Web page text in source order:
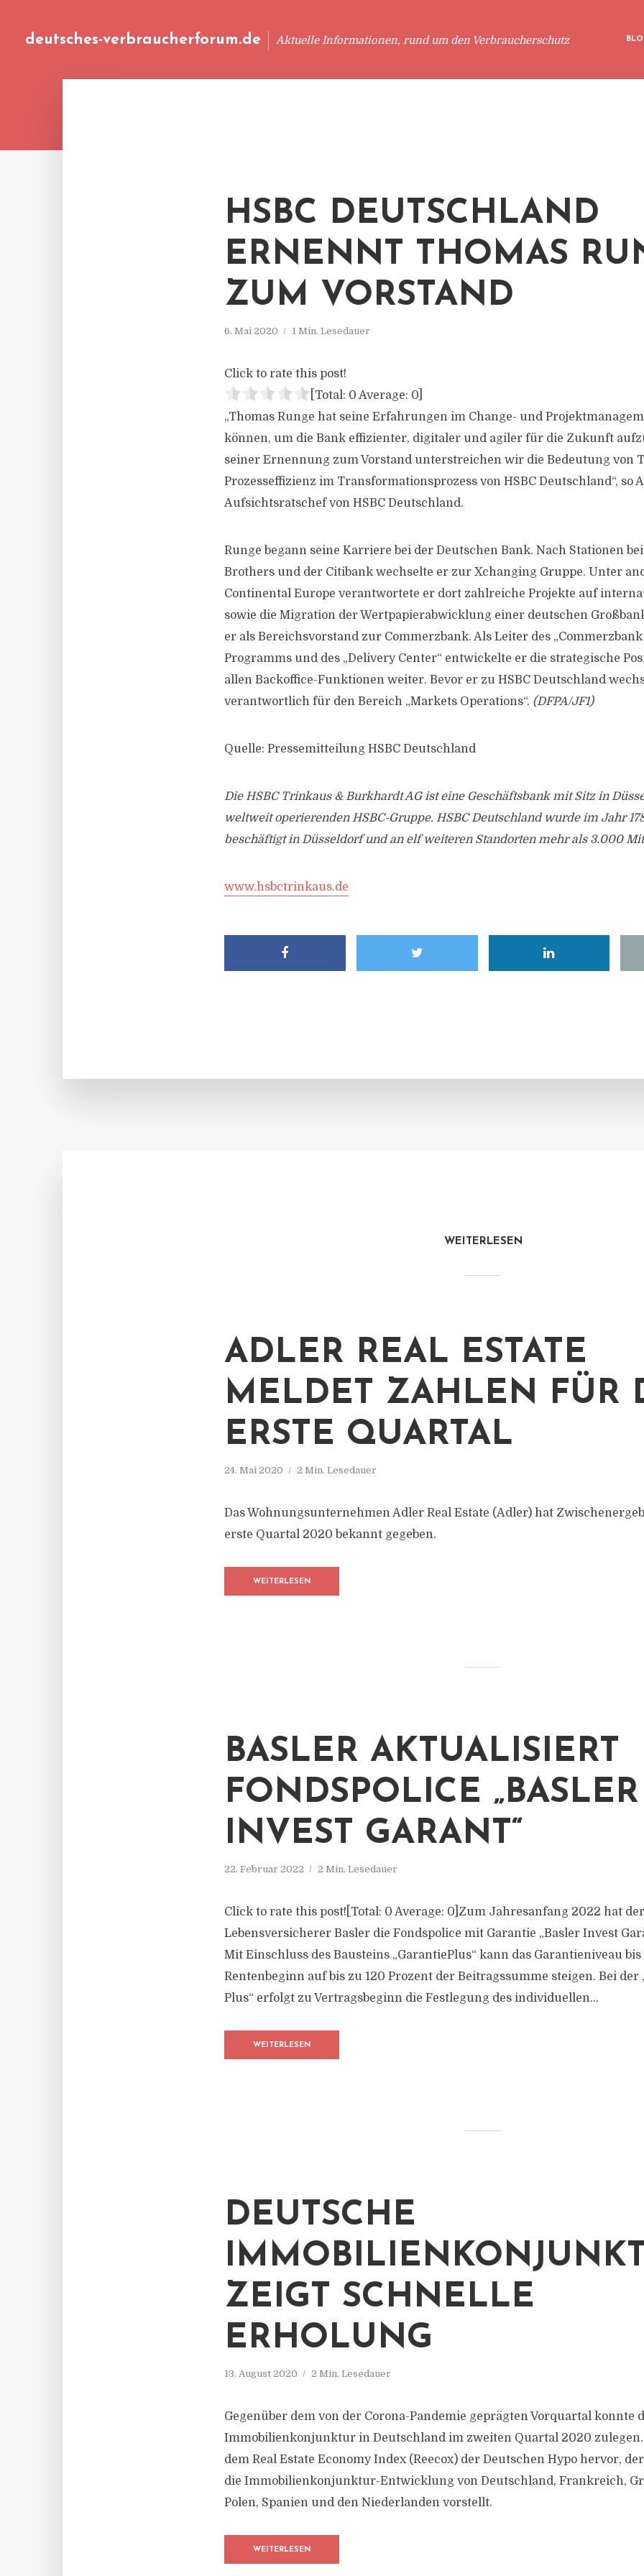
deutsches-verbraucherforum.de Aktuelle Informationen, rund um den Verbraucherschutz
HSBC DEUTSCHLAND
ERNENNT THOMAS
ZUM VORSTAND
6. Mai 2020 1 Min. Lesedauer
Click to rate this post!
[Total: 0 Average: 0
„Thomas Runge hat seine Erfahrungen im Change- und
können, um die Bank effizienter, digitaler und agiler für die Zukunft
seiner Ernennung zum Vorstand unterstreichen wir die Bedeutung von
Prozesseffizienz im Transformationsprozess von HSBC Deutschland“, so
Aufsichtsratschef von HSBC Deutschland.
Runge begann seine Karriere bei der Deutschen Bank. Nach Stationen
Brothers und der Citibank wechselte er zur Xchanging Gruppe. Unter
Continental Europe verantwortete er dort zahlreiche Projekte auf
sowie die Migration der Wertpapierabwicklung einer deutschen
er als Bereichsvorstand zur Commerzbank. Als Leiter des
Programms und des „Delivery Center“ entwickelte er die strategische
allen Backoffice-Funktionen weiter. Bevor er zu HSBC Deutschland
verantwortlich für den Bereich „Markets Operations“. (DFPA/JF1)
Quelle: Pressemitteilung HSBC Deutschland
Die HSBC Trinkaus & Burkhardt AG ist eine Geschäftsbank mit Sitz in
weltweit operierenden HSBC-Gruppe. HSBC Deutschland wurde im Jahr
beschäftigt in Düsseldorf und an elf weiteren Standorten mehr als 3.000
www.hsbctrinkaus.de
WEITERLESEN
ADLER REAL ESTATE
MELDET ZAHLEN FÜR
ERSTE QUARTAL
24. Mai 2020 2 Min. Lesedauer
Das Wohnungsunternehmen Adler Real Estate (Adler) hat
erste Quartal 2020 bekannt gegeben.
WEITERLESEN
BASLER AKTUALISIERT
FONDSPOLICE „BASLER
INVEST GARANT“
22. Februar 2022 2 Min. Lesedauer
Click to rate this post![Total: 0 Average: 0]Zum Jahresanfang 2022 hat der
Lebensversicherer Basler die Fondspolice mit Garantie „Basler Invest
Mit Einschluss des Bausteins „GarantiePlus“ kann das Garantieniveau
Rentenbeginn auf bis zu 120 Prozent der Beitragssumme steigen. Bei der
Plus“ erfolgt zu Vertragsbeginn die Festlegung des individuellen...
WEITERLESEN
DEUTSCHE
ZEIGT SCHNELLE
ERHOLUNG
13. August 2020 2 Min. Lesedauer
Gegenüber dem von der Corona-Pandemie geprägten Vorquartal konnte
Immobilienkonjunktur in Deutschland im zweiten Quartal 2020 zulegen.
dem Real Estate Economy Index (Reecox) der Deutschen Hypo hervor,
die Immobilienkonjunktur-Entwicklung von Deutschland, Frankreich,
Polen, Spanien und den Niederlanden vorstellt.
WEITERLESEN